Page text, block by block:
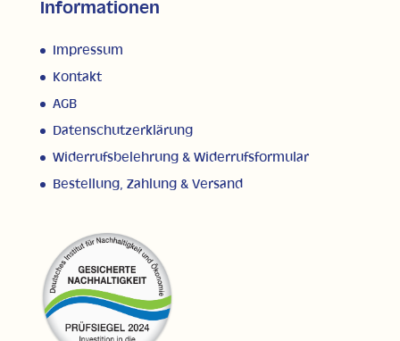
Informationen
Impressum
Kontakt
AGB
Datenschutzerklärung
Widerrufsbelehrung & Widerrufsformular
Bestellung, Zahlung & Versand